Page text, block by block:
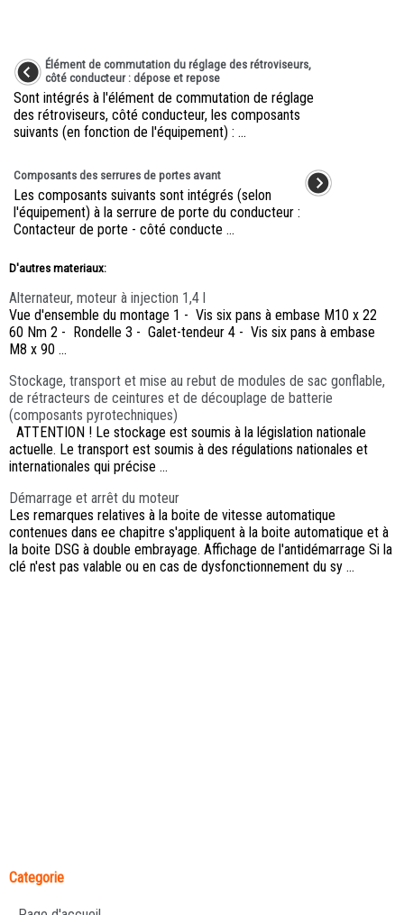
Élément de commutation du réglage des rétroviseurs,
côté conducteur : dépose et repose
Sont intégrés à l'élément de commutation de réglage
des rétroviseurs, côté conducteur, les composants
suivants (en fonction de l'équipement) : ...
Composants des serrures de portes avant
Les composants suivants sont intégrés (selon
l'équipement) à la serrure de porte du conducteur :
Contacteur de porte - côté conducte ...
D'autres materiaux:
Alternateur, moteur à injection 1,4 l
Vue d'ensemble du montage 1 - Vis six pans à embase M10 x 22
60 Nm 2 - Rondelle 3 - Galet-tendeur 4 - Vis six pans à embase
M8 x 90 ...
Stockage, transport et mise au rebut de modules de sac gonflable,
de rétracteurs de ceintures et de découplage de batterie
(composants pyrotechniques)
ATTENTION ! Le stockage est soumis à la législation nationale
actuelle. Le transport est soumis à des régulations nationales et
internationales qui précise ...
Démarrage et arrêt du moteur
Les remarques relatives à la boite de vitesse automatique
contenues dans ee chapitre s'appliquent à la boite automatique et à
la boite DSG à double embrayage. Affichage de l'antidémarrage Si la
clé n'est pas valable ou en cas de dysfonctionnement du sy ...
Categorie